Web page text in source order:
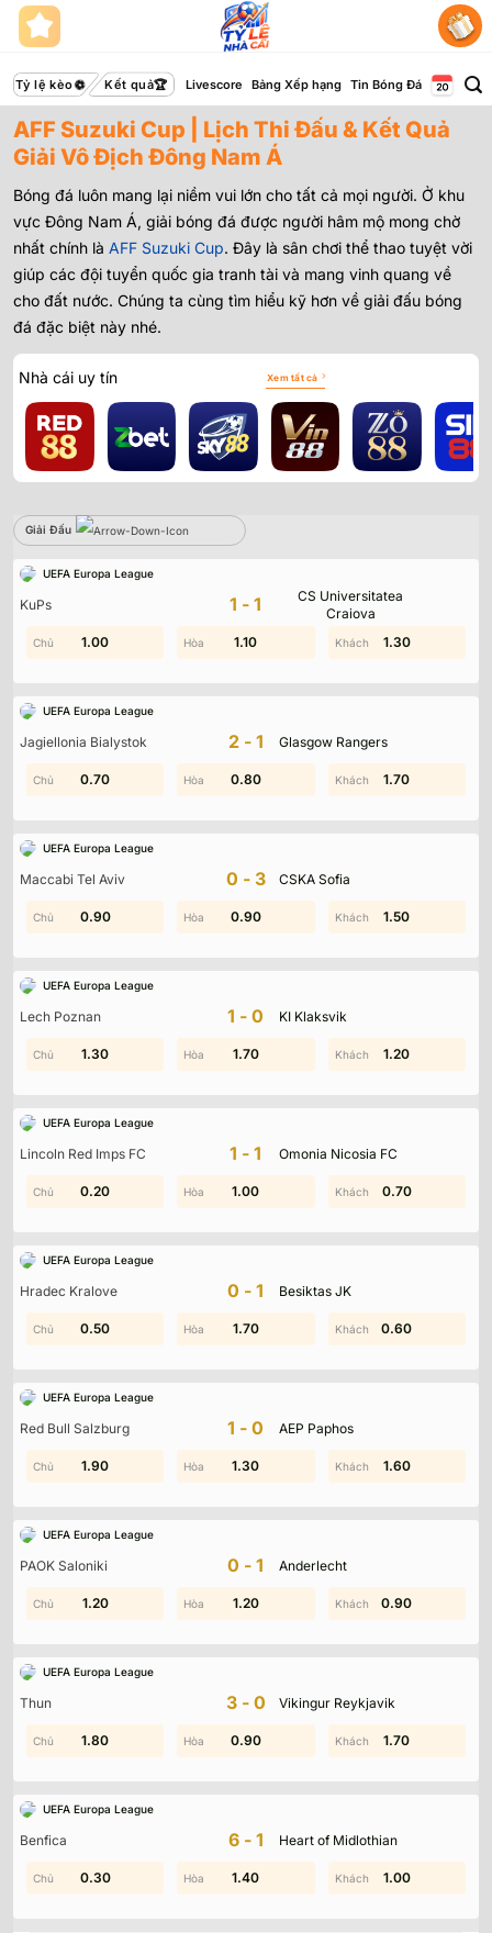
qua
dungTỷ lệ kèo Kết quả Livescore Bảng Xếp hạng Tin Bóng Đá
AFF Suzuki Cup | Lịch Thi Đấu & Kết Quả
Giải Vô Địch Đông Nam Á
Bóng đá luôn mang lại niềm vui lớn cho tất cả mọi người. Ở khu
vực Đông Nam Á, giải bóng đá được người hâm mộ mong chờ
nhất chính là AFF Suzuki Cup. Đây là sân chơi thể thao tuyệt vời
giúp các đội tuyển quốc gia tranh tài và mang vinh quang về
cho đất nước. Chúng ta cùng tìm hiểu kỹ hơn về giải đấu bóng
đá đặc biệt này nhé.
Nhà cái uy tín Xem tất cả
Giải Đấu
UEFA Europa League
KuPs 1-1
CS Universitatea
Craiova
1.70
0.40 1.20
1.00 1.10 1.30
UEFA Europa League
Jagiellonia Bialystok 2-1 Glasgow Rangers
1.60 0.70 0.10
0.70 0.80 1.70
UEFA Europa League
Maccabi Tel Aviv 0-3 CSKA Sofia
1.60 0.70 1.40
0.90 0.90 1.50
UEFA Europa League
Lech Poznan 1-0 KI Klaksvik
0.20 1.30 0.10
1.30 1.70 1.20
UEFA Europa League
Lincoln Red Imps FC 1-1 Omonia Nicosia FC
1.10 1.00 0.30
0.20 1.00 0.70
UEFA Europa League
Hradec Kralove 0-1 Besiktas JK
1.50 1.80 1.70
0.50 1.70 0.60
UEFA Europa League
Red Bull Salzburg 1-0 AEP Paphos
0.80 0.60 2.00
1.90 1.30 1.60
UEFA Europa League
PAOK Saloniki 0-1 Anderlecht
1.90 1.80 2.00
1.20 1.20 0.90
UEFA Europa League
Thun 3-0 Vikingur Reykjavik
0.90 1.20 1.70
1.80 0.90 1.70
UEFA Europa League
Benfica 6-1 Heart of Midlothian
0.20 1.30 1.90
0.30 1.40 1.00
Sbobet
Không có dữ liệu vui lòng chọn bộ lọc khác